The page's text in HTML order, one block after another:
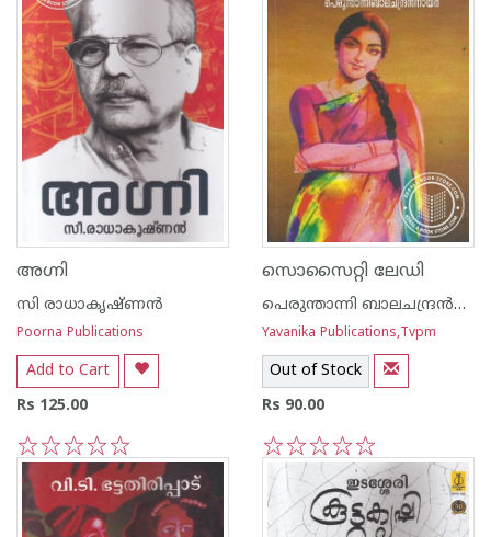
അഗ്നി
സി രാധാകൃഷ്ണന്‍
Poorna Publications
Add to Cart
Rs 125.00
5
4
3
2
1
സൊസൈറ്റി ലേഡി
പെരുന്താന്നി ബാലചന്ദ്രന്‍നായര്‍
Yavanika Publications,Tvpm
Out of Stock
Rs 90.00
5
4
3
2